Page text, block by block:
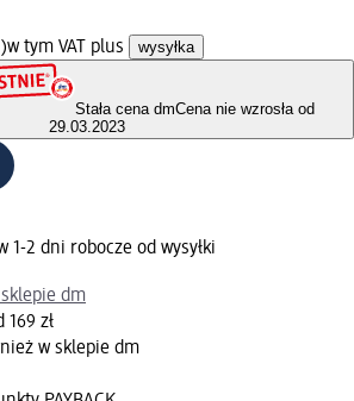
w tym VAT plus wysyłka
Stała cena dmCena nie wzrosła od
29.03.2023
1-2 dni robocze od wysyłki
dm
169 zł
w sklepie dm